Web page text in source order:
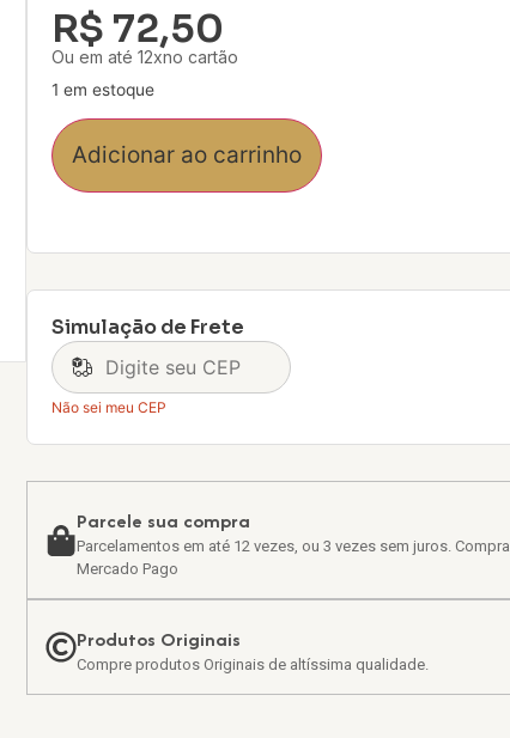
R$ 72,50
Ou em até 12xno cartão
1 em estoque
Adicionar ao carrinho
Simulação de Frete
Não sei meu CEP
Parcele sua compra
Parcelamentos em até 12 vezes, ou 3 vezes sem juros.
Mercado Pago
Produtos Originais
Compre produtos Originais de altíssima qualidade.